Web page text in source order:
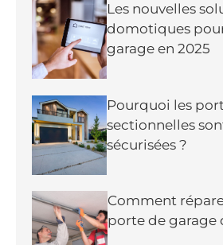
Les nouvelles
domotiques
garage en 2025
Pourquoi les
sectionnelles
sécurisées ?
Comment
porte de garage